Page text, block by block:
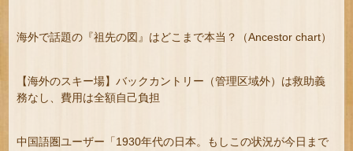
海外で話題の『祖先の図』はどこまで本当？（Ancestor chart）
【海外のスキー場】バックカントリー（管理区域外）は救助義
務なし、費用は全額自己負担
中国語圏ユーザー「1930年代の日本。もしこの状況が今日まで